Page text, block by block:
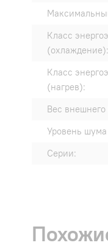
Класс
(охлаждение):
Класс
(нагрев):
Вес внешнего
Уровень
Серии: